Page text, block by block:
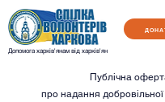
Допомога харків'янам від харків'ян
Публічна
про надання добровільної